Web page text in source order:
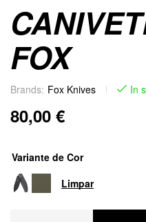
FOX
Brands: Fox Knives In
80,00 €
Variante de Cor
Limpar